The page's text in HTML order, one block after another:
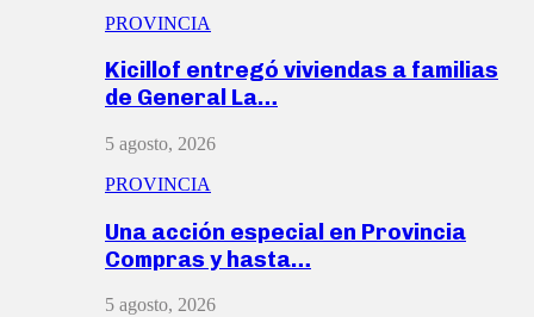
PROVINCIA
Kicillof entregó viviendas a familias
de General La…
5 agosto, 2026
PROVINCIA
Una acción especial en Provincia
Compras y hasta…
5 agosto, 2026